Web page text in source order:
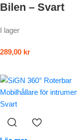
Bilen – Svart
I lager
289,00 kr